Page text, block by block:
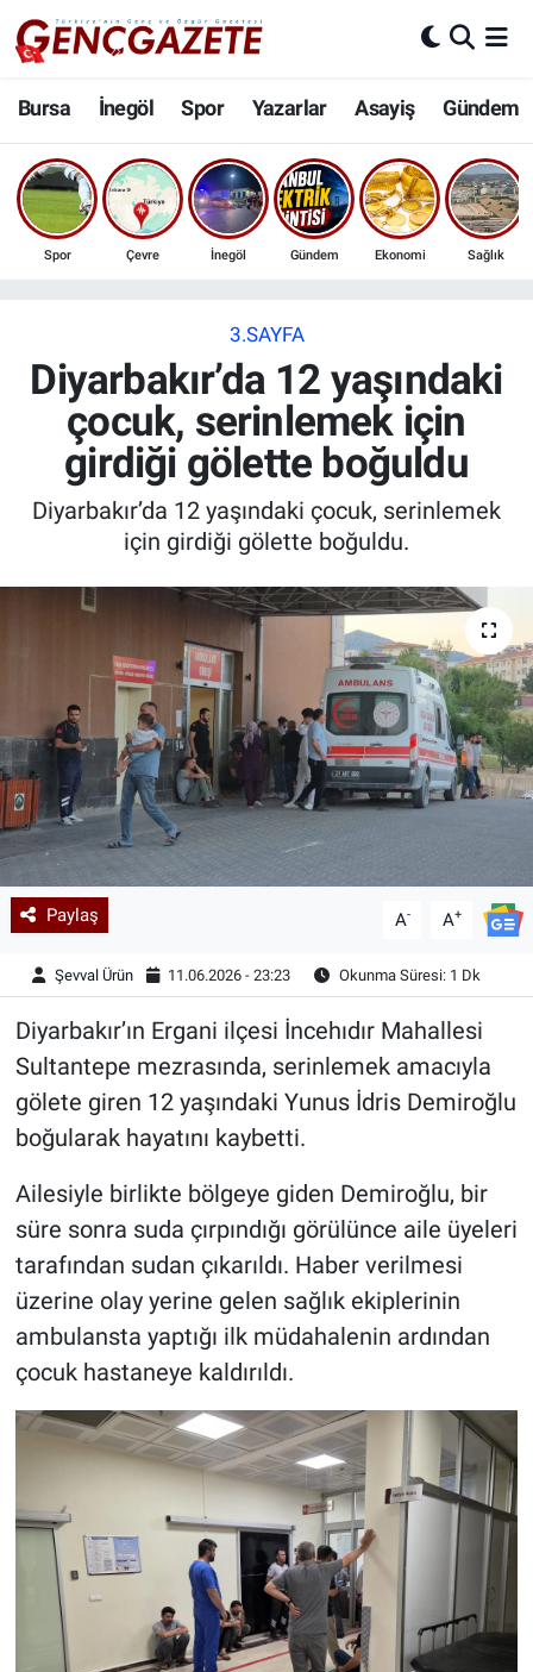
Bursa İnegöl Spor Yazarlar Asayiş Gündem
Spor Çevre İnegöl Gündem Ekonomi Sağlık
3.SAYFA
Diyarbakır’da 12 yaşındaki
çocuk, serinlemek için
girdiği gölette boğuldu
Diyarbakır’da 12 yaşındaki çocuk, serinlemek
için girdiği gölette boğuldu.
Paylaş A- A+
Şevval Ürün 11.06.2026 - 23:23 Okunma Süresi: 1 Dk
Diyarbakır’ın Ergani ilçesi İncehıdır Mahallesi
Sultantepe mezrasında, serinlemek amacıyla
gölete giren 12 yaşındaki Yunus İdris Demiroğlu
boğularak hayatını kaybetti.
Ailesiyle birlikte bölgeye giden Demiroğlu, bir
süre sonra suda çırpındığı görülünce aile üyeleri
tarafından sudan çıkarıldı. Haber verilmesi
üzerine olay yerine gelen sağlık ekiplerinin
ambulansta yaptığı ilk müdahalenin ardından
çocuk hastaneye kaldırıldı.
Bursa
İnegöl
3.SAYFA
Ekonomi
Güncel
İnanç
Kültür & Sanat
Sağlık
Siyaset
Teknoloji
Yazarlar
Astroloji-Rüya
Nöbetçi Eczaneler
Hava Durumu
Trafik Durumu
Son Dakika Haberleri
Haber Arşivi